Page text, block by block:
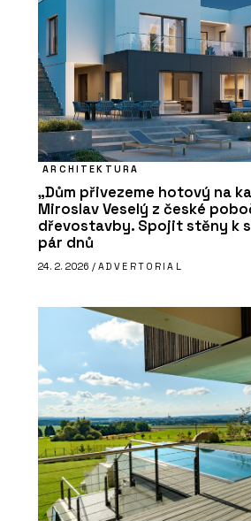
ARCHITEKTURA
„Dům přivezeme hotový na
Miroslav Veselý z české
dřevostavby. Spojit stěny k
pár dnů
24. 2. 2026 / ADVERTORIAL